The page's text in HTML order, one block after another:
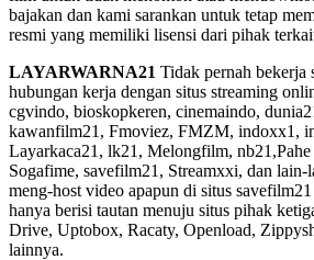
bajakan dan kami sarankan untuk tetap
resmi yang memiliki lisensi dari pihak
LAYARWARNA21 Tidak pernah bekerja
hubungan kerja dengan situs streaming
cgvindo, bioskopkeren, cinemaindo,
kawanfilm21, Fmoviez, FMZM, indoxx1,
Layarkaca21, lk21, Melongfilm,
Sogafime, savefilm21, Streamxxi, dan
meng-host video apapun di situs
hanya berisi tautan menuju situs pihak
Drive, Uptobox, Racaty, Openload,
lainnya.